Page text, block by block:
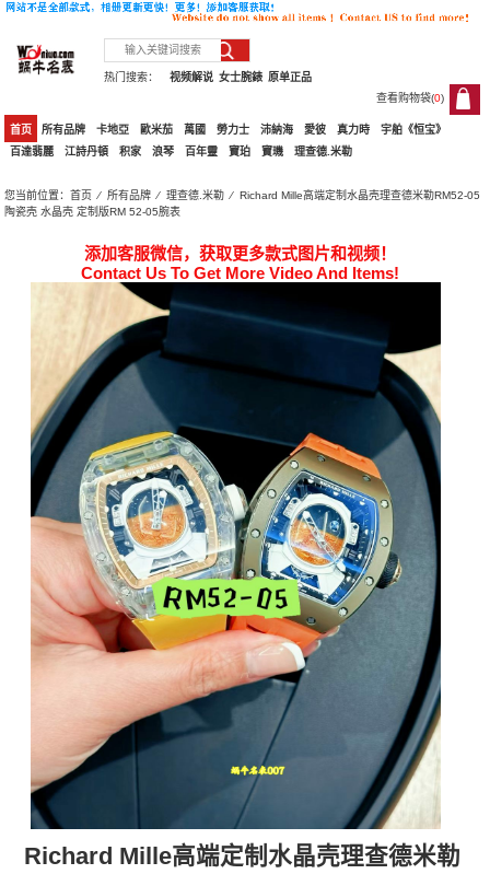
热门搜索： 原单正品
女士腕錶
视频解说
查看购物袋(0)
0
首页 所有品牌 卡地亞 歐米茄 萬國 勞力士 沛納海 愛彼 真力時
宇舶《恒宝》
百達翡麗
江詩丹頓 积家 浪琴 百年靈 寶珀 寶璣 理查德.米勒
您当前位置：首页 ⁄所有品牌 ⁄理查德.米勒 ⁄ Richard Mille高端定制水晶壳理查德米勒RM52-05
陶瓷壳 水晶壳 定制版RM 52-05腕表
添加客服微信，获取更多款式图片和视频！
Contact Us To Get More Video And Items!
Richard Mille高端定制水晶壳理查德米勒